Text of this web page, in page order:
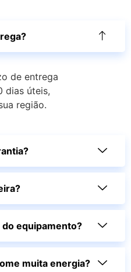
de entrega
dias úteis,
região.
equipamento?
muita energia?